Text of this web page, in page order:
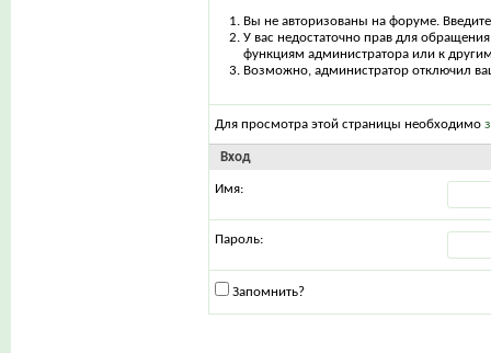
Вы не авторизованы на форуме.
У вас недостаточно прав для
функциям администратора или к
Возможно, администратор отключил
Для просмотра этой страницы необходимо
Вход
Имя:
Пароль:
Запомнить?